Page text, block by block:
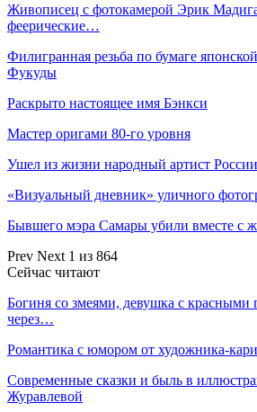
Живописец с фотокамерой Эрик
феерические…
Филигранная резьба по бумаге
Фукуды
Раскрыто настоящее имя Бэнкси
Мастер оригами 80-го уровня
Ушел из жизни народный артист
«Визуальный дневник» уличного
Бывшего мэра Самары убили вместе с
Prev Next 1 из 864
Сейчас читают
Богиня со змеями, девушка с
через…
Романтика с юмором от художника-
Современные сказки и быль в
Журавлевой